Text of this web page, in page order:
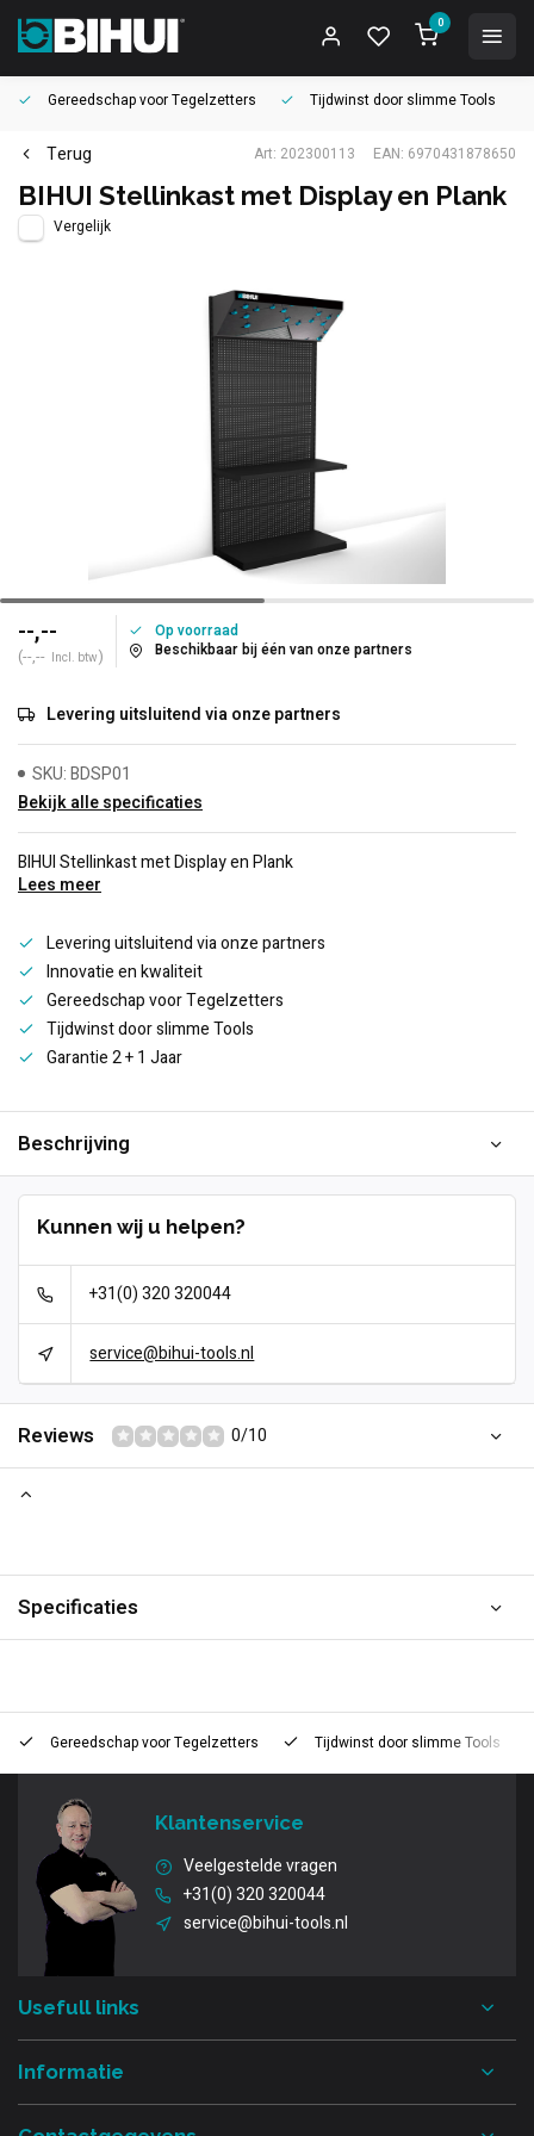
0
Gereedschap voorTegelzetters Tijdwinst door slimme Tools
Terug Art: 202300113 EAN: 6970431878650
BIHUI Stellinkast met Display en Plank
Vergelijk
--,--
(--,-- Incl. btw)
Op voorraad
Beschikbaar bij één van onze partners
Levering uitsluitend via onze partners
SKU: BDSP01
Bekijk alle specificaties
BIHUI Stellinkast met Display en Plank
Lees meer
Levering uitsluitend via onze partners
Innovatie en kwaliteit
Gereedschap voor Tegelzetters
Tijdwinst door slimme Tools
Garantie 2 + 1 Jaar
Beschrijving
Kunnen wij u helpen?
+31(0) 320 320044
service@bihui-tools.nl
Reviews 0/10
Specificaties
Gereedschap voorTegelzetters Tijdwinst door slimme Tools
Klantenservice
Veelgestelde vragen
+31(0) 320 320044
service@bihui-tools.nl
Usefull links
Informatie